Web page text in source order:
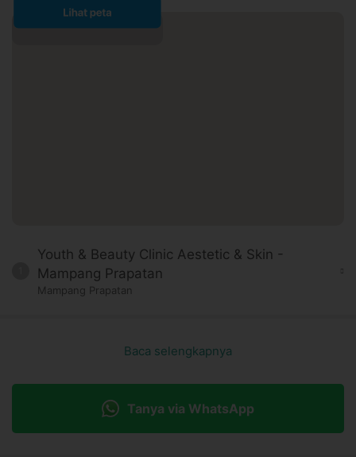
Baca selengkapnya
Tanya via WhatsApp
Youth & Beauty Clinic Aestetic & Skin -
Mampang Prapatan
Mampang Prapatan